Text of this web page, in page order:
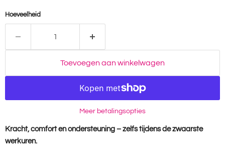
Hoeveelheid
Toevoegen aan winkelwagen
Meer betalingsopties
Kracht, comfort en ondersteuning – zelfs tijdens de zwaarste
werkuren.